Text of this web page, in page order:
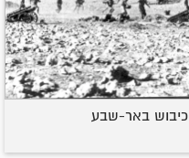
כיבוש באר-שבע